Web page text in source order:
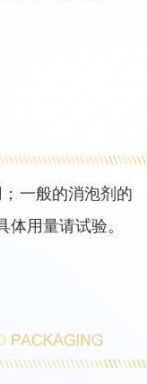
一般的消泡剂的
用量请试验。